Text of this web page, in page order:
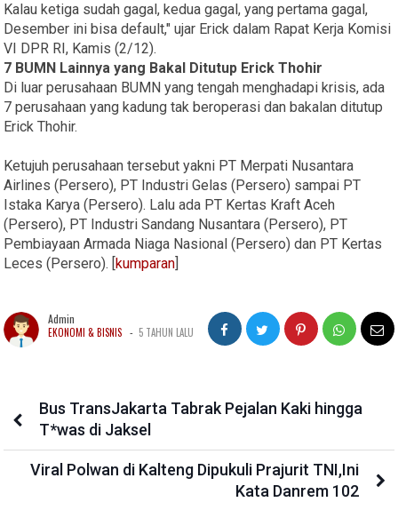
Kalau ketiga sudah gagal, kedua gagal, yang pertama gagal,
Desember ini bisa default," ujar Erick dalam Rapat Kerja Komisi
VI DPR RI, Kamis (2/12).
7 BUMN Lainnya yang Bakal Ditutup Erick Thohir
Di luar perusahaan BUMN yang tengah menghadapi krisis, ada
7 perusahaan yang kadung tak beroperasi dan bakalan ditutup
Erick Thohir.
Ketujuh perusahaan tersebut yakni PT Merpati Nusantara
Airlines (Persero), PT Industri Gelas (Persero) sampai PT
Istaka Karya (Persero). Lalu ada PT Kertas Kraft Aceh
(Persero), PT Industri Sandang Nusantara (Persero), PT
Pembiayaan Armada Niaga Nasional (Persero) dan PT Kertas
Leces (Persero). [ kumparan
Admin
EKONOMI & BISNIS - 5 TAHUN LALU
Bus TransJakarta Tabrak Pejalan Kaki hingga
T*was di Jaksel
Viral Polwan di Kalteng Dipukuli Prajurit TNI,Ini
Kata Danrem 102